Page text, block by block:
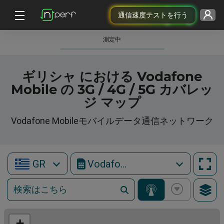
通信速度テストを行う
測定中
ギリシャ における Vodafone
Mobile の 3G / 4G / 5G カバレッ
ジ マップ
Vodafone Mobileモバイルデータ通信ネットワーク
GR Vodafone Mobile